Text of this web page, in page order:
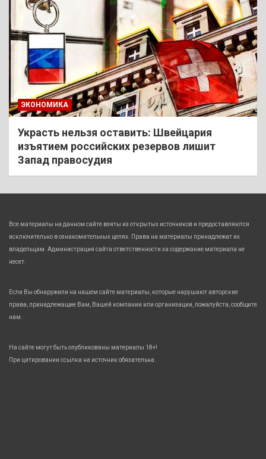
ЭКОНОМИКА
Украсть нельзя оставить: Швейцария
изъятием российских резервов лишит
Запад правосудия
Все материалы на данном сайте взяты из открытых источников и предоставляются
исключительно в ознакомительных целях. Права на материалы принадлежат их
владельцам. Администрация сайта ответственности за содержание материала не
несет.
Если Вы обнаружили на нашем сайте материалы, которые нарушают авторские
права, принадлежащие Вам, Вашей компании или организации, пожалуйста, сообщите
нам.
На сайте могут быть опубликованы материалы 18+!
При цитировании ссылка на источник обязательна.